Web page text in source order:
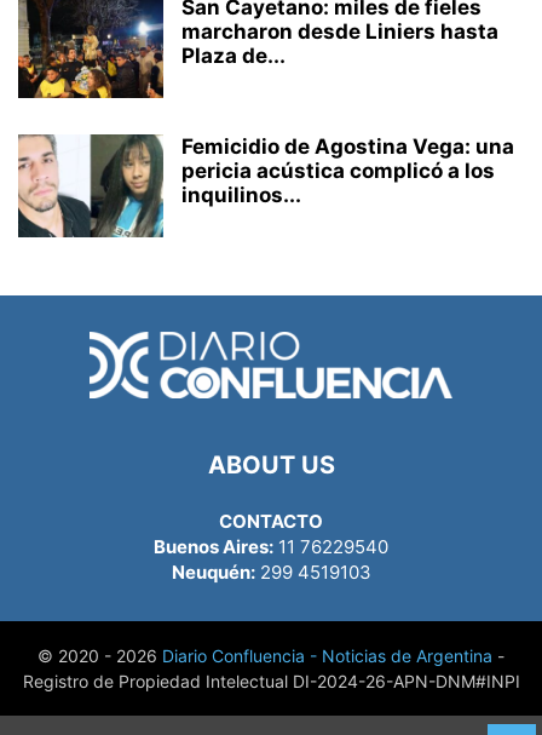
San Cayetano: miles de fieles
marcharon desde Liniers hasta
Plaza de...
Femicidio de Agostina Vega: una
pericia acústica complicó a los
inquilinos...
ABOUT US
CONTACTO
Buenos Aires: 11 76229540
Neuquén:299 4519103
© 2020 - 2026 Diario Confluencia - Noticias de Argentina -
Registro de Propiedad Intelectual DI-2024-26-APN-DNM#INPI